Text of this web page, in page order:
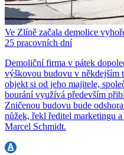
Ve Zlíně začala demolice
25 pracovních dní
Demoliční firma v pátek
výškovou budovu v někdejším
objekt si od jeho majitele,
bourání využívá především
Zničenou budovu bude
nůžek, řekl ředitel marketingu
Marcel Schmidt.